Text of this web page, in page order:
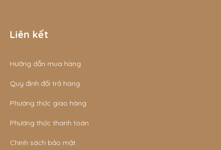
Liên kết
Hướng dẫn mua hàng
Quy định đổi trả hàng
Phương thức giao hàng
Phương thức thanh toán
Chính sách bảo mật